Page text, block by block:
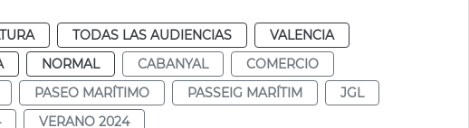
TODAS LAS AUDIENCIAS
VALENCIA
NORMAL CABANYAL
COMERCIO
PASEO MARÍTIMO PASSEIG MARÍTIM
JGL
VERANO 2024